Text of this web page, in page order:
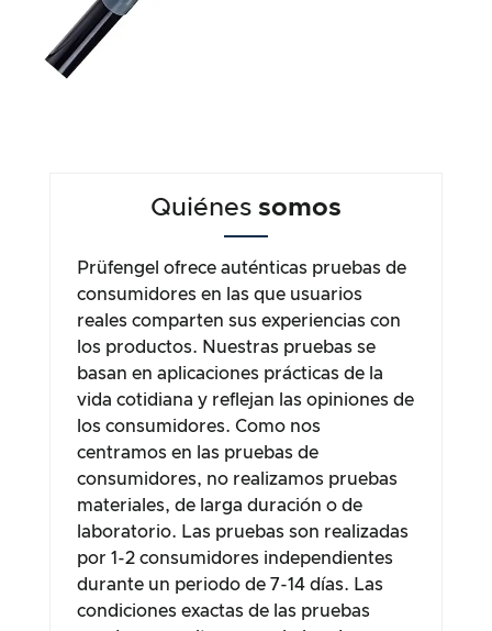
Quiénes somos
Prüfengel ofrece auténticas pruebas de
consumidores en las que usuarios
reales comparten sus experiencias con
los productos. Nuestras pruebas se
basan en aplicaciones prácticas de la
vida cotidiana y reflejan las opiniones de
los consumidores. Como nos
centramos en las pruebas de
consumidores, no realizamos pruebas
materiales, de larga duración o de
laboratorio. Las pruebas son realizadas
por 1-2 consumidores independientes
durante un periodo de 7-14 días. Las
condiciones exactas de las pruebas